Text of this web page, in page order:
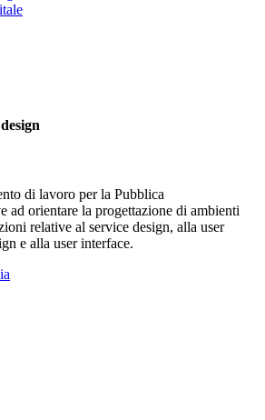
di lavoro per la Pubblica
ad orientare la progettazione di ambienti
relative al service design, alla user
e alla user interface.